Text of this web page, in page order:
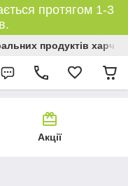
протягом 1-3
продуктів
Акції